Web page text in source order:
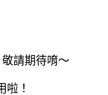
請期待唷～
啦！